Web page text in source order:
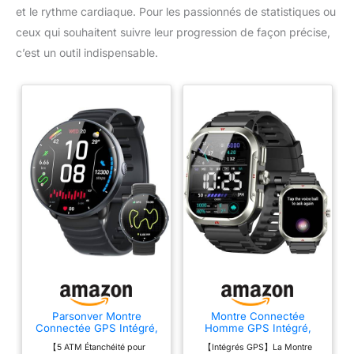
l'entraînement, le tennis, le cyclisme, le trekking et d'autres
et le rythme cardiaque. Pour les passionnés de statistiques ou
ceux qui souhaitent suivre leur progression de façon précise,
c’est un outil indispensable.
Parsonver Montre
Connectée GPS Intégré,
Natation pour Piscine/Eau
【5 ATM Étanchéité pour
Montre Connectée
Homme GPS Intégré,
Militaire Smartwatch
【Intégrés GPS】La Montre